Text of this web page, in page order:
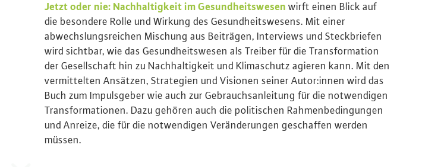
Jetzt oder nie: Nachhaltigkeit im Gesundheitswesen wirft einen Blick auf
die besondere Rolle und Wirkung des Gesundheitswesens. Mit einer
abwechslungsreichen Mischung aus Beiträgen, Interviews und Steckbriefen
wird sichtbar, wie das Gesundheitswesen als Treiber für die Transformation
der Gesellschaft hin zu Nachhaltigkeit und Klimaschutz agieren kann. Mit den
vermittelten Ansätzen, Strategien und Visionen seiner Autor:innen wird das
Buch zum Impulsgeber wie auch zur Gebrauchsanleitung für die notwendigen
Transformationen. Dazu gehören auch die politischen Rahmenbedingungen
und Anreize, die für die notwendigen Veränderungen geschaffen werden
müssen.